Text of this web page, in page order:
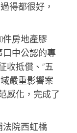
得都很好，
件房地產膠
口中公認的專
收抵償、“五
嚴重影響案
感化，完成了
法院西虹橋